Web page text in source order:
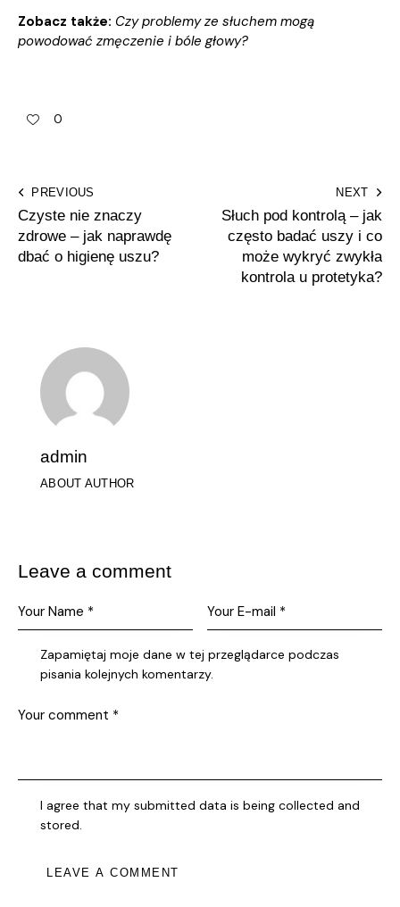
Zobacz także: Czy problemy ze słuchem mogą
powodować zmęczenie i bóle głowy?
0
PREVIOUS
Czyste nie znaczy
zdrowe – jak naprawdę
dbać o higienę uszu?
NEXT
Słuch pod kontrolą – jak
często badać uszy i co
może wykryć zwykła
kontrola u protetyka?
admin
ABOUT AUTHOR
Leave a comment
Zapamiętaj moje dane w tej przeglądarce podczas
pisania kolejnych komentarzy.
I agree that my submitted data is being collected and
stored.